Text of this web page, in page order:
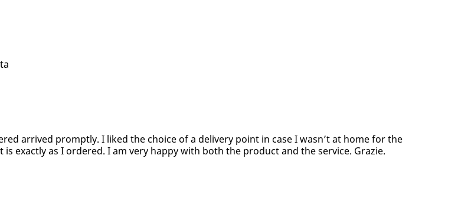
arrived promptly. I liked the choice of a delivery point in case I wasn’t at home for the
exactly as I ordered. I am very happy with both the product and the service. Grazie.